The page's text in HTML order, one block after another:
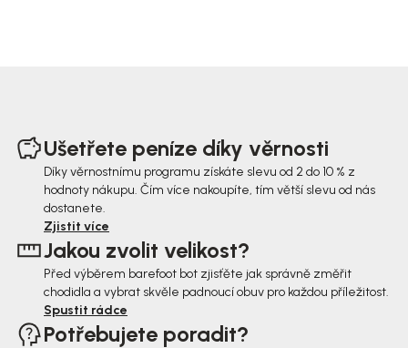
Ušetřete peníze díky věrnosti
Díky věrnostnímu programu získáte slevu od 2 do 10 % z
hodnoty nákupu. Čím více nakoupíte, tím větší slevu od nás
dostanete.
Zjistit více
Jakou zvolit velikost?
Před výběrem barefoot bot zjisťěte jak správně změřit
chodidla a vybrat skvěle padnoucí obuv pro každou příležitost.
Spustit rádce
Potřebujete poradit?